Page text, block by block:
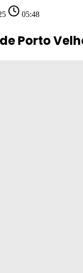
05:48
Porto